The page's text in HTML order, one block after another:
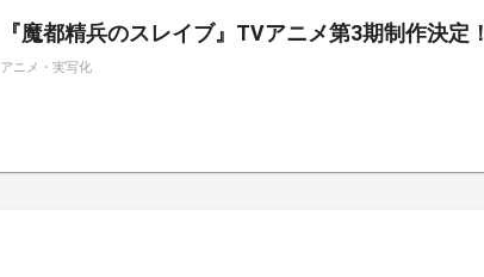
『魔都精兵のスレイブ』TVアニメ第3期制作決定！
アニメ・実写化